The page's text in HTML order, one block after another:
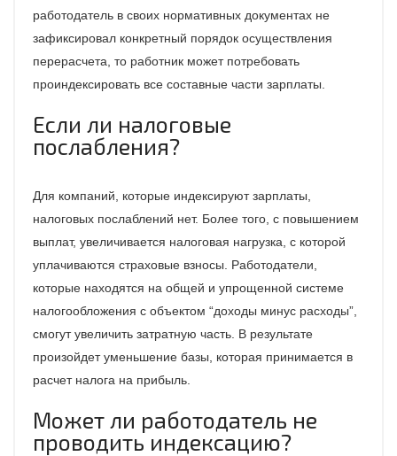
работодатель в своих нормативных документах не
зафиксировал конкретный порядок осуществления
перерасчета, то работник может потребовать
проиндексировать все составные части зарплаты.
Если ли налоговые
послабления?
Для компаний, которые индексируют зарплаты,
налоговых послаблений нет. Более того, с повышением
выплат, увеличивается налоговая нагрузка, с которой
уплачиваются страховые взносы. Работодатели,
которые находятся на общей и упрощенной системе
налогообложения с объектом “доходы минус расходы”,
смогут увеличить затратную часть. В результате
произойдет уменьшение базы, которая принимается в
расчет налога на прибыль.
Может ли работодатель не
проводить индексацию?